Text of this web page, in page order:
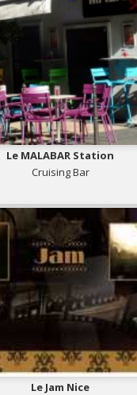
Le MALABAR Station
Cruising Bar
Le Jam Nice